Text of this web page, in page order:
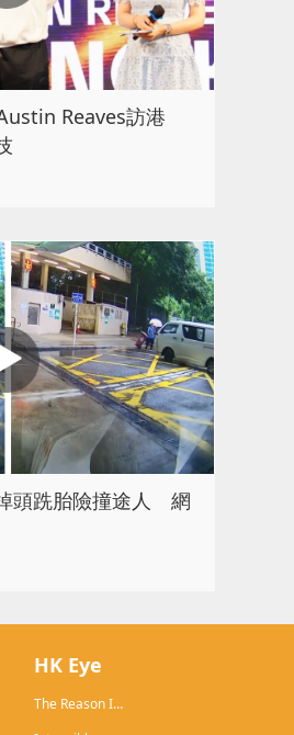
Reaves訪港
頭跣胎險撞途人 網
HK Eye
The Reason I